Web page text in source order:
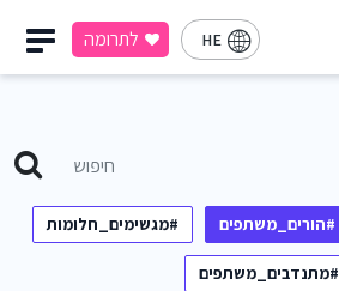
HE לתרומה
#הורים_משתפים #מגשימים_חלומות
#מתנדבים_משתפים